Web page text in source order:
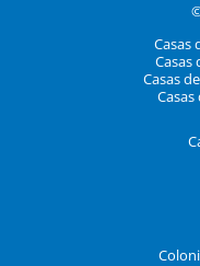
Casas
Casas
Casas